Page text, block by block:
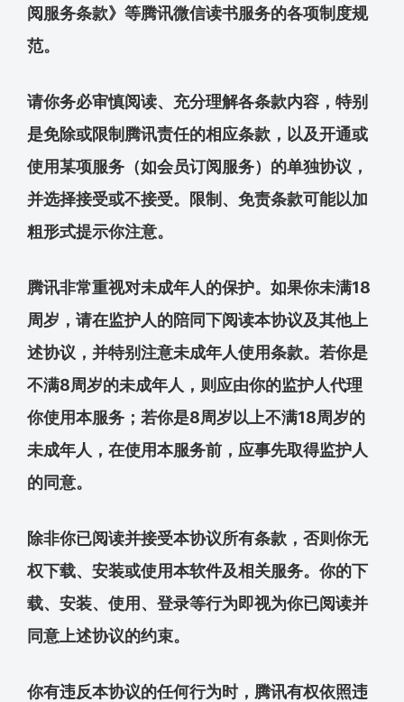
阅服务条款》等腾讯微信读书服务的各项制度规
范。
请你务必审慎阅读、充分理解各条款内容，特别
是免除或限制腾讯责任的相应条款，以及开通或
使用某项服务（如会员订阅服务）的单独协议，
并选择接受或不接受。限制、免责条款可能以加
粗形式提示你注意。
腾讯非常重视对未成年人的保护。如果你未满18
周岁，请在监护人的陪同下阅读本协议及其他上
述协议，并特别注意未成年人使用条款。若你是
不满8周岁的未成年人，则应由你的监护人代理
你使用本服务；若你是8周岁以上不满18周岁的
未成年人，在使用本服务前，应事先取得监护人
的同意。
除非你已阅读并接受本协议所有条款，否则你无
权下载、安装或使用本软件及相关服务。你的下
载、安装、使用、登录等行为即视为你已阅读并
同意上述协议的约束。
你有违反本协议的任何行为时，腾讯有权依照违